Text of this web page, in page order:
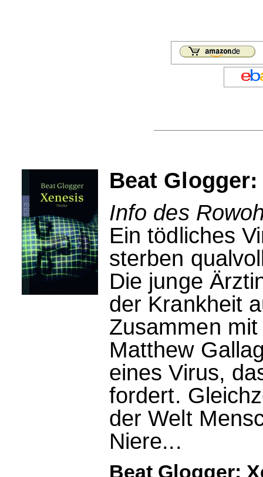
Beat
Info des
Ein tödliches
sterben
Die junge
der Krankheit
Zusammen
Matthew
eines Virus,
fordert.
der Welt
Niere...
Beat Glogger: